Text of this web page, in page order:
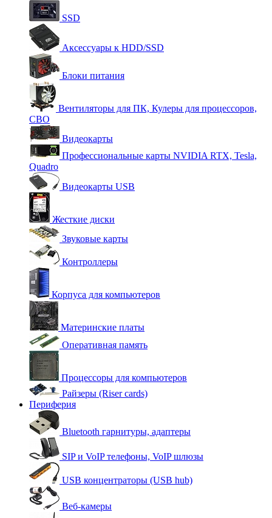
SSD
Аксессуары к HDD/SSD
Блоки питания
Вентиляторы для ПК, Кулеры для процессоров,
СВО
Видеокарты
Профессиональные карты NVIDIA RTX, Tesla,
Quadro
Видеокарты USB
Жесткие диски
Звуковые карты
Контроллеры
Корпуса для компьютеров
Материнские платы
Оперативная память
Процессоры для компьютеров
Райзеры (Riser cards)
Периферия
Bluetooth гарнитуры, адаптеры
SIP и VoIP телефоны, VoIP шлюзы
USB концентраторы (USB hub)
Веб-камеры